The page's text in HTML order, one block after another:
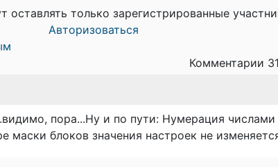
оставлять только зарегистрированные
Авторизоваться
Комментарии
пора...Ну и по пути: Нумерация числами
маски блоков значения настроек не